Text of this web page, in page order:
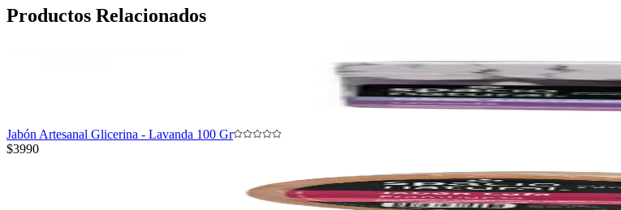
Productos Relacionados
Jabón Artesanal Glicerina - Lavanda 100 Gr
$3990